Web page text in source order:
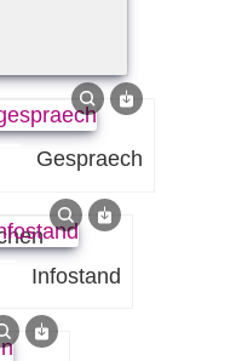
gespraech
infostand